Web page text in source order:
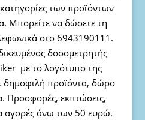
των προϊόντων
Μπορείτε να δώσετε τη
στο 6943190111.
δοσομετρητής
με το λογότυπο της
δημοφιλή προϊόντα, δώρο
Προσφορές, εκπτώσεις,
αγορές άνω των 50 ευρώ.